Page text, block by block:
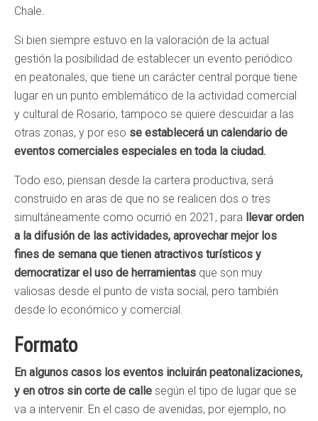
Chale.
Si bien siempre estuvo en la valoración de la actual
gestión la posibilidad de establecer un evento periódico
en peatonales, que tiene un carácter central porque tiene
lugar en un punto emblemático de la actividad comercial
y cultural de Rosario, tampoco se quiere descuidar a las
otras zonas, y por eso se establecerá un calendario de
eventos comerciales especiales en toda la ciudad.
Todo eso, piensan desde la cartera productiva, será
construido en aras de que no se realicen dos o tres
simultáneamente como ocurrió en 2021, para llevar orden
a la difusión de las actividades, aprovechar mejor los
fines de semana que tienen atractivos turísticos y
democratizar el uso de herramientas que son muy
valiosas desde el punto de vista social, pero también
desde lo económico y comercial.
Formato
En algunos casos los eventos incluirán peatonalizaciones,
y en otros sin corte de calle según el tipo de lugar que se
va a intervenir. En el caso de avenidas, por ejemplo, no